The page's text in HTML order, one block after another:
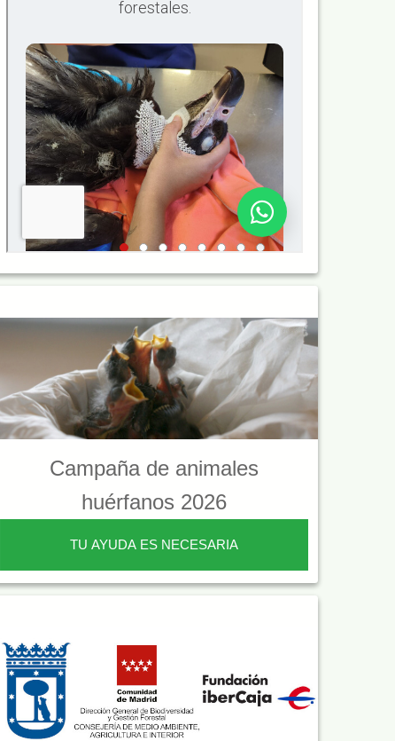
Campaña de animales
huérfanos 2026
TU AYUDA ES NECESARIA